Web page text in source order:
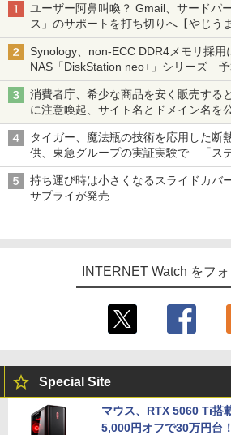
ユーザー阿鼻叫喚？ Gmail、サードパ
ス」のサポートを打ち切りへ【やじう
Synology、non-ECC DDR4メモリ採用
NAS「DiskStation neo+」シリーズ 予
ECCメモリへのアップグレードも可能
消費者庁、希少な商品を安く販売する
に注意喚起、サイト名とドメイン名を
タイガー、魔法瓶の技術を応用した断
供、東急グループの実証実験で 「ス
ル TIVIP」
持ち運び時は小さくなるスライドカバ
サプライが発売
INTERNET Watch をフ
Special Site
マウス、RTX 5060 Ti搭
5,000円オフで30万円台！